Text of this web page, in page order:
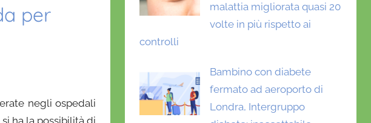
per
negli ospedali
malattia migliorata quasi 20
volte in più rispetto ai
controlli
Bambino con diabete
fermato ad aeroporto di
Londra, Intergruppo